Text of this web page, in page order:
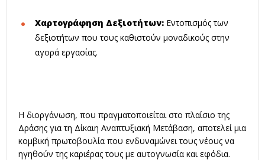
Χαρτογράφηση Δεξιοτήτων: Εντοπισμός των
δεξιοτήτων που τους καθιστούν μοναδικούς στην
αγορά εργασίας.
Η διοργάνωση, που πραγματοποιείται στο πλαίσιο της
Δράσης για τη Δίκαιη Αναπτυξιακή Μετάβαση, αποτελεί μια
κομβική πρωτοβουλία που ενδυναμώνει τους νέους να
ηγηθούν της καριέρας τους με αυτογνωσία και εφόδια.